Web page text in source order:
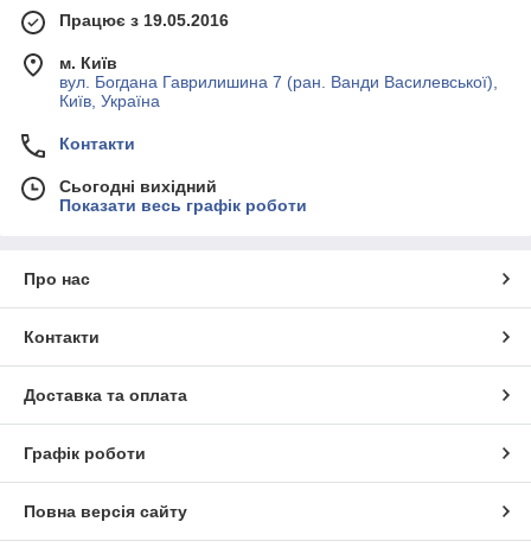
Працює з 19.05.2016
м. Київ
вул. Богдана Гаврилишина 7 (ран. Ванди Василевської),
Київ, Україна
Контакти
Сьогодні вихідний
Показати весь графік роботи
Про нас
Контакти
Доставка та оплата
Графік роботи
Повна версія сайту